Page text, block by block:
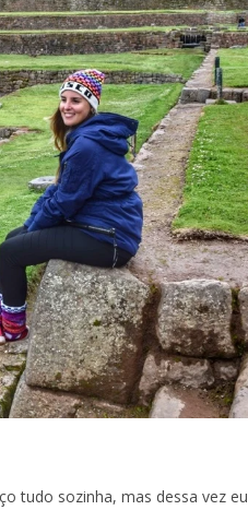
tudo sozinha, mas dessa vez eu